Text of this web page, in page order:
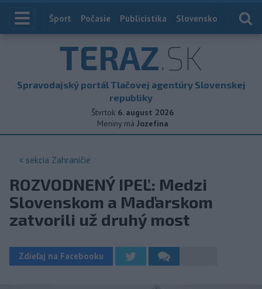
Index
Šport Počasie Publicistika Slovensko
TERAZ.SK
Spravodajský portál Tlačovej agentúry Slovenskej
republiky
Štvrtok 6. august 2026
Meniny má Jozefína
< sekcia Zahraničie
ROZVODNENÝ IPEĽ: Medzi
Slovenskom a Maďarskom
zatvorili už druhý most
Zdieľaj na Facebooku